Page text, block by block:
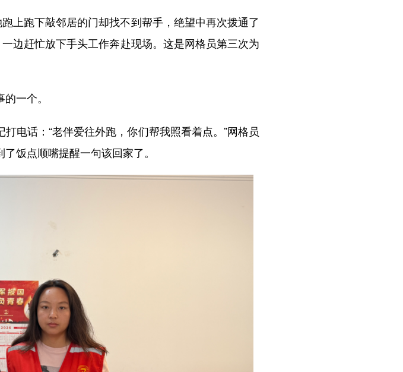
跑下敲邻居的门却找不到帮手，绝望中再次拨通了
边赶忙放下手头工作奔赴现场。这是网格员第三次为
一个。
话：“老伴爱往外跑，你们帮我照看着点。”网格员
饭点顺嘴提醒一句该回家了。